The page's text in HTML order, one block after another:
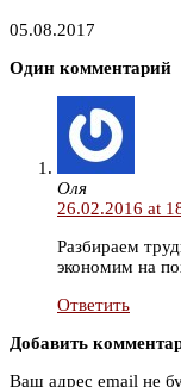
05.08.2017
Один комментарий
Оля
26.02.2016 at
Разбираем
экономим на
Ответить
Добавить
Ваш адрес email не